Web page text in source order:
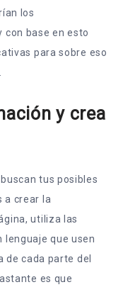
los
base en esto
para sobre eso
y crea
tus posibles
a crear la
utiliza las
lenguaje que usen
de cada parte del
es que